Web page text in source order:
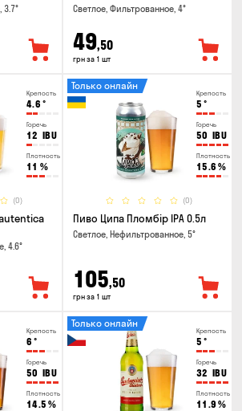
3.7° Светлое, Фильтрованное, 4°
49,50
грн за 1 шт
Крепость
4.6 °
Горечь
12 IBU
Плотность
11 %
(0)
4.6°
Крепость
5 °
Горечь
50 IBU
Плотность
15.6 %
(0)
Только онлайн
Пиво Ципа Пломбір IPA 0.5л
Светлое, Нефильтрованное, 5°
105,50
грн за 1 шт
Крепость
6 °
Горечь
50 IBU
Плотность
14.5 %
Крепость
5 °
Горечь
32 IBU
Плотность
11.9 %
Только онлайн